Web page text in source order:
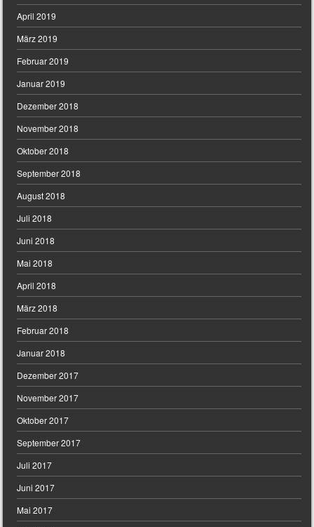
April 2019
März 2019
Februar 2019
Januar 2019
Dezember 2018
November 2018
Oktober 2018
September 2018
August 2018
Juli 2018
Juni 2018
Mai 2018
April 2018
März 2018
Februar 2018
Januar 2018
Dezember 2017
November 2017
Oktober 2017
September 2017
Juli 2017
Juni 2017
Mai 2017